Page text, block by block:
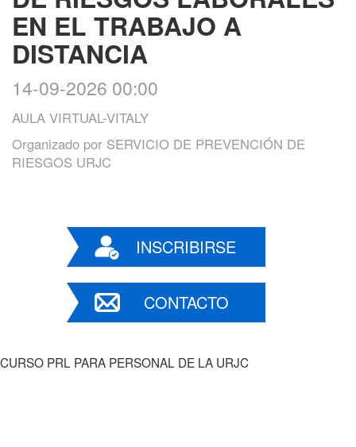
EN EL TRABAJO A
DISTANCIA
14-09-2026 00:00
AULA VIRTUAL-VITALY
Organizado por SERVICIO DE PREVENCIÓN DE
RIESGOS URJC
INSCRIBIRSE
CONTACTO
CURSO PRL PARA PERSONAL DE LA URJC